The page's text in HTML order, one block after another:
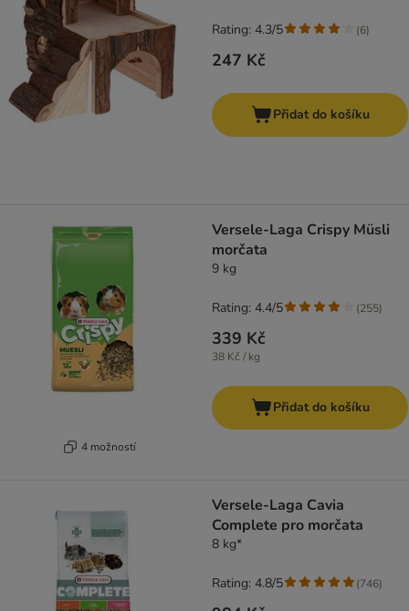
247 Kč
Rating: 4.3/5 (6)
Přidat do košíku
4 možností
Versele-Laga Crispy Müsli
morčata
9 kg
339 Kč
38 Kč / kg
Rating: 4.4/5 (255)
Přidat do košíku
Versele-Laga Cavia
Complete pro morčata
8 kg*
Rating: 4.8/5 (746)